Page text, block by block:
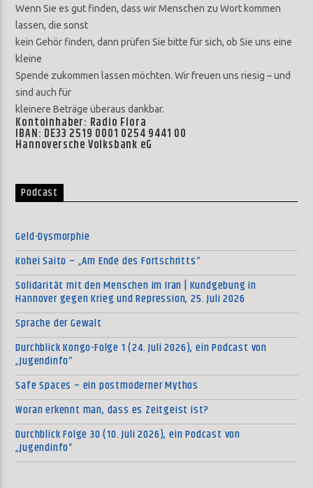
Wenn Sie es gut finden, dass wir Menschen zu Wort kommen
lassen, die sonst
kein Gehör finden, dann prüfen Sie bitte für sich, ob Sie uns eine
kleine
Spende zukommen lassen möchten. Wir freuen uns riesig – und
sind auch für
kleinere Beträge überaus dankbar.
Kontoinhaber: Radio Flora
IBAN: DE33 2519 0001 0254 9441 00
Hannoversche Volksbank eG
Podcast
Geld-Dysmorphie
Kohei Saito – „Am Ende des Fortschritts“
Solidarität mit den Menschen im Iran | Kundgebung in
Hannover gegen Krieg und Repression, 25. Juli 2026
Sprache der Gewalt
Durchblick Kongo-Folge 1 (24. Juli 2026), ein Podcast von
„Jugendinfo“
Safe Spaces – ein postmoderner Mythos
Woran erkennt man, dass es Zeitgeist ist?
Durchblick Folge 30 (10. Juli 2026), ein Podcast von
„Jugendinfo“